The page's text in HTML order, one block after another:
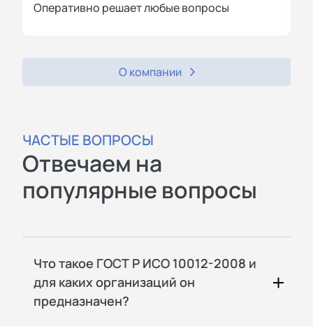
Оперативно решает любые вопросы
О компании
ЧАСТЫЕ ВОПРОСЫ
Отвечаем на
популярные вопросы
Что такое ГОСТ Р ИСО 10012-2008 и
для каких организаций он
предназначен?